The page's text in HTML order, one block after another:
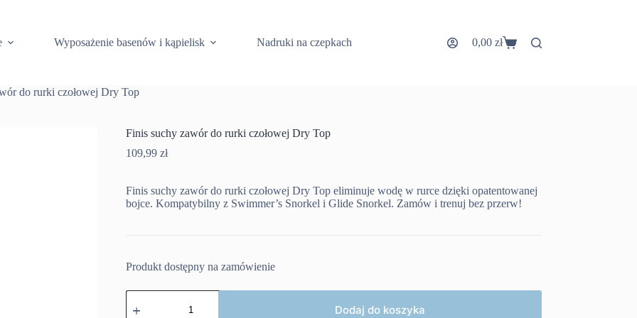
Wyposażenie basenów i kąpielisk Nadruki na czepkach Koszyk
0,00 zł
do rurki czołowej Dry Top
Finis suchy zawór do rurki czołowej Dry Top
109,99 zł
Finis suchy zawór do rurki czołowej Dry Top eliminuje wodę w rurce dzięki opatentowanej
bojce. Kompatybilny z Swimmer’s Snorkel i Glide Snorkel. Zamów i trenuj bez przerw!
Produkt dostępny na zamówienie
ilość
Finis
Dodaj do koszyka